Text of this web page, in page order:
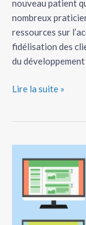
nouveau patient
nombreux
ressources sur
fidélisation des
du
fidéliser
vos
clients
Lire la suite »
rendre
votre
cabinet
incontournable